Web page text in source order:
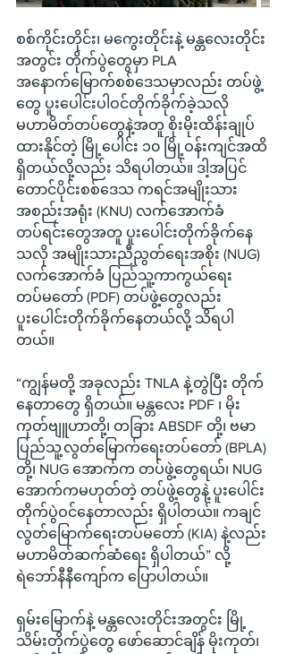
စစ်ကိုင်းတိုင်း၊ မကွေးတိုင်းနဲ့ မန္တလေးတိုင်း
အတွင်း တိုက်ပွဲတွေမှာ PLA
အနောက်မြောက်စစ်ဒေသမှာလည်း တပ်ဖွဲ့
တွေ ပူးပေါင်းပါဝင်တိုက်ခိုက်ခဲ့သလို
မဟာမိတ်တပ်တွေနဲ့အတူ စိုးမိုးထိန်းချုပ်
ထားနိုင်တဲ့ မြို့ပေါင်း ၁၀ မြို့ဝန်းကျင်အထိ
ရှိတယ်လို့လည်း သိရပါတယ်။ ဒါ့အပြင်
တောင်ပိုင်းစစ်ဒေသ ကရင်အမျိုးသား
အစည်းအရုံး (KNU) လက်အောက်ခံ
တပ်ရင်းတွေအတူ ပူးပေါင်းတိုက်ခိုက်နေ
သလို အမျိုးသားညီညွတ်ရေးအစိုး (NUG)
လက်အောက်ခံ ပြည်သူ့ကာကွယ်ရေး
တပ်မတော် (PDF) တပ်ဖွဲ့တွေလည်း
ပူးပေါင်းတိုက်ခိုက်နေတယ်လို့ သိရပါ
တယ်။
“ကျွန်မတို့ အခုလည်း TNLA နဲ့တွဲပြီး တိုက်
နေတာတွေ ရှိတယ်။ မန္တလေး PDF ၊ မိုး
ကုတ်ဗျူဟာတို့၊ တခြား ABSDF တို့၊ ဗမာ
ပြည်သူ့လွတ်မြောက်ရေးတပ်တော် (BPLA)
တို့၊ NUG အောက်က တပ်ဖွဲ့တွေရယ်၊ NUG
အောက်ကမဟုတ်တဲ့ တပ်ဖွဲ့တွေနဲ့ ပူးပေါင်း
တိုက်ပွဲဝင်နေတာလည်း ရှိပါတယ်။ ကချင်
လွတ်မြောက်ရေးတပ်မတော် (KIA) နဲ့လည်း
မဟာမိတ်ဆက်ဆံရေး ရှိပါတယ်” လို့
ရဲဘော်နီနီကျော်က ပြောပါတယ်။
ရှမ်းမြောက်နဲ့ မန္တလေးတိုင်းအတွင်း မြို့
သိမ်းတိုက်ပွဲတွေ ဖော်ဆောင်ချိန် မိုးကုတ်၊